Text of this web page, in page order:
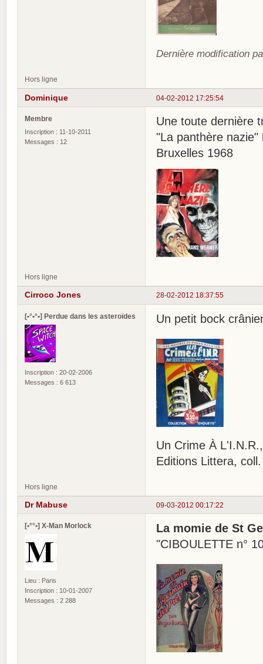
Dernière modification
Hors ligne
04-02-2012 17:25:54
Dominique
Membre
Inscription : 11-10-2011
Messages : 12
Une toute dernière
"La panthère nazie"
Bruxelles 1968
Hors ligne
28-02-2012 18:37:55
Cirroco Jones
[•°•°•] Perdue dans les asteroïdes
Inscription : 20-02-2006
Messages : 6 613
Un petit bock
Un Crime À
Editions Littera,
Hors ligne
09-03-2012 00:17:22
Dr Mabuse
[•°°•] X-Man Morlock
Lieu : Paris
Inscription : 10-01-2007
Messages : 2 288
La momie de St
"CIBOULETTE n°